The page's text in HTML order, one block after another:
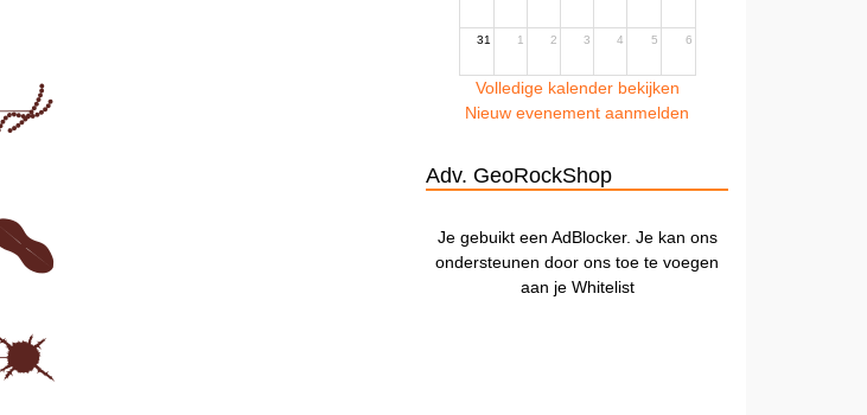
31 1 2 3 4 5 6
Volledige kalender bekijken
Nieuw evenement aanmelden
Adv. GeoRockShop
Je gebuikt een AdBlocker. Je kan ons
ondersteunen door ons toe te voegen
aan je Whitelist